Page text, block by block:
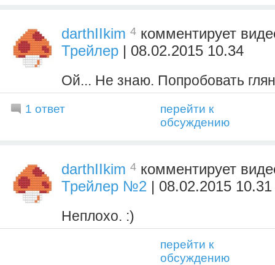
darthIIkim 4 комментирует
Трейлер | 08.02.2015 10.34
Ой... Не знаю. Попробовать
1 ответ
перейти к
обсуждению
darthIIkim 4 комментирует
Трейлер №2 | 08.02.2015 10.31
Неплохо. :)
перейти к
обсуждению